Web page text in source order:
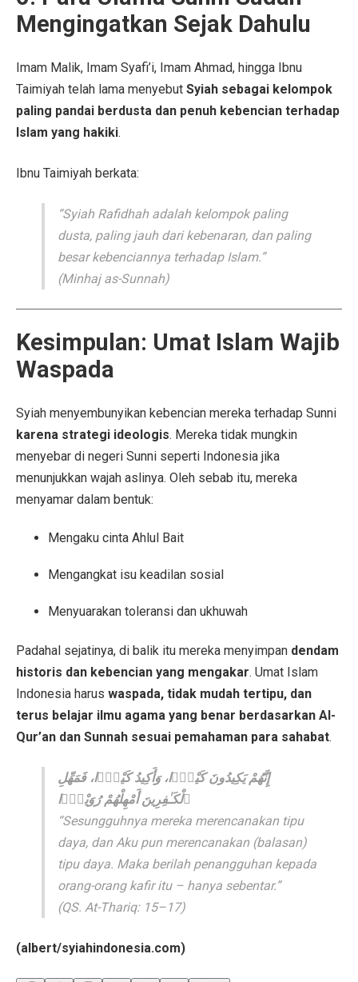
Mengingatkan Sejak Dahulu
Imam Malik, Imam Syafi’i, Imam Ahmad, hingga Ibnu
Taimiyah telah lama menyebut Syiah sebagai kelompok
paling pandai berdusta dan penuh kebencian terhadap
Islam yang hakiki.
Ibnu Taimiyah berkata:
“Syiah Rafidhah adalah kelompok paling
dusta, paling jauh dari kebenaran, dan paling
besar kebenciannya terhadap Islam.”
(Minhaj as-Sunnah)
Kesimpulan: Umat Islam Wajib
Waspada
Syiah menyembunyikan kebencian mereka terhadap Sunni
karena strategi ideologis. Mereka tidak mungkin
menyebar di negeri Sunni seperti Indonesia jika
menunjukkan wajah aslinya. Oleh sebab itu, mereka
menyamar dalam bentuk:
Mengaku cinta Ahlul Bait
Mengangkat isu keadilan sosial
Menyuarakan toleransi dan ukhuwah
Padahal sejatinya, di balik itu mereka menyimpan dendam
historis dan kebencian yang mengakar. Umat Islam
Indonesia harus waspada, tidak mudah tertipu, dan
terus belajar ilmu agama yang benar berdasarkan Al-
Qur’an dan Sunnah sesuai pemahaman para sahabat.
إِنَّهُمْ يَكِيدُونَ كَيْدًۭا، وَأَكِيدُ كَيْدًۭا، فَمَهِّلِ
ٱلْكَـٰفِرِينَ أَمْهِلْهُمْ رُوَيْدًۭا
“Sesungguhnya mereka merencanakan tipu
daya, dan Aku pun merencanakan (balasan)
tipu daya. Maka berilah penangguhan kepada
orang-orang kafir itu – hanya sebentar.”
(QS. At-Thariq: 15–17)
(albert/syiahindonesia.com)